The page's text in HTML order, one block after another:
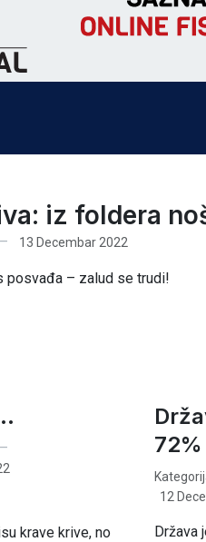
iz foldera
13 Decembar 2022
posvađa – zalud se trudi!
krave krive, no
12
Država